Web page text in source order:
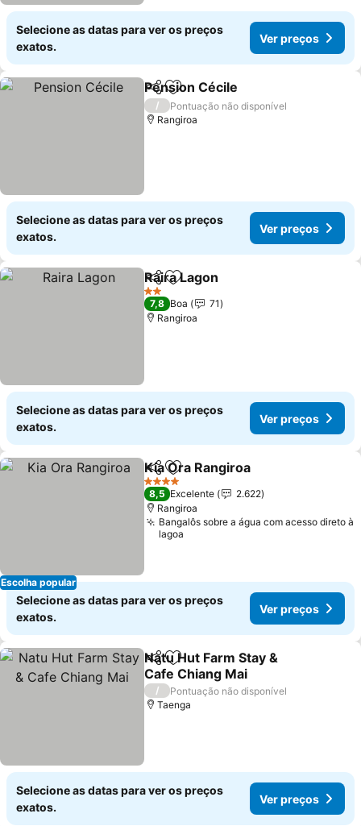
Selecione as datas para ver os preços
exatos.
Ver preços
PartilharAdicionar aos favoritos
Pension Cécile
/
Pontuação não disponível
Rangiroa
Selecione as datas para ver os preços
exatos.
Ver preços
PartilharAdicionar aos favoritos
Raira Lagon
2 Estrelas
7,8 Boa
71
Rangiroa
Selecione as datas para ver os preços
exatos.
Ver preços
Escolha popular
PartilharAdicionar aos favoritos
Kia Ora Rangiroa
4 Estrelas
8,5 Excelente
2.622
Rangiroa
Bangalôs sobre a água com acesso direto à
lagoa
Selecione as datas para ver os preços
exatos.
Ver preços
PartilharAdicionar aos favoritos
Natu Hut Farm Stay &
Cafe Chiang Mai
/
Pontuação não disponível
Taenga
Selecione as datas para ver os preços
exatos.
Ver preços